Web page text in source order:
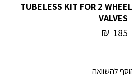
TUBELESS KIT FOR 2
VALVES
185
₪
להשוואה